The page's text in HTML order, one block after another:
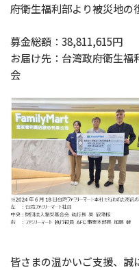
府衛生福利部より被災地の
募金総額：38,811,615円
お届け先：台湾政府衛生
会
皆さまの温かいご支援、誠